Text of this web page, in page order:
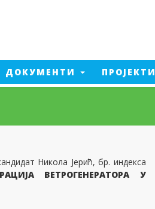
- 2026
ДОКУМЕНТИ ПРОЈЕКТИ
Никола Јерић, бр. индекса
ВЕТРОГЕНЕРАТОРА У